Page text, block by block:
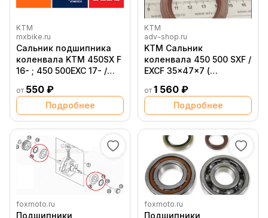
KTM
mxbike.ru
Сальник подшипника
коленвала KTM 450SX F
16- ; 450 500EXC 17- /
FE450 501 17-
от 550 ₽
Подробнее
KTM
adv-shop.ru
KTM Сальник
коленвала 450 500 SXF /
EXCF 35x47x7 (
0760354774 )
от 1 560 ₽
Подробнее
foxmoto.ru
Подшипники
foxmoto.ru
Подшипники